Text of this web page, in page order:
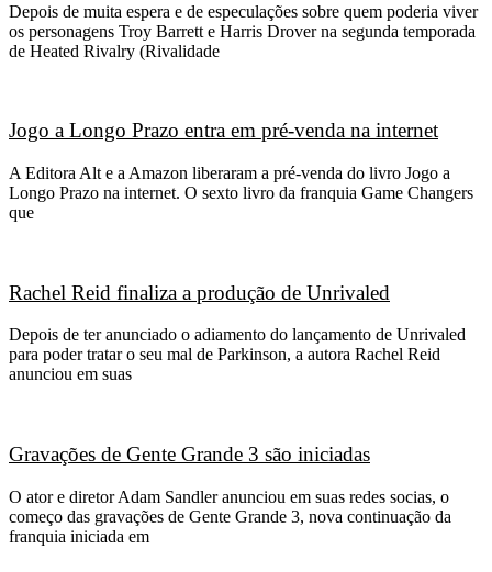
Depois de muita espera e de especulações sobre quem poderia viver
os personagens Troy Barrett e Harris Drover na segunda temporada
de Heated Rivalry (Rivalidade
Jogo a Longo Prazo entra em pré-venda na internet
A Editora Alt e a Amazon liberaram a pré-venda do livro Jogo a
Longo Prazo na internet. O sexto livro da franquia Game Changers
que
Rachel Reid finaliza a produção de Unrivaled
Depois de ter anunciado o adiamento do lançamento de Unrivaled
para poder tratar o seu mal de Parkinson, a autora Rachel Reid
anunciou em suas
Gravações de Gente Grande 3 são iniciadas
O ator e diretor Adam Sandler anunciou em suas redes socias, o
começo das gravações de Gente Grande 3, nova continuação da
franquia iniciada em